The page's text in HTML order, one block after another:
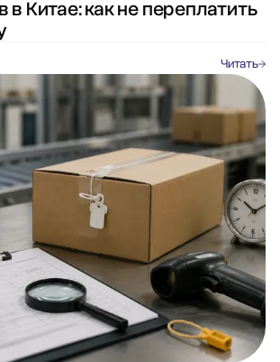
в Китае: как не переплатить
Читать